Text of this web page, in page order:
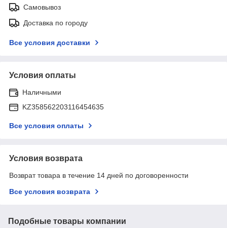
Самовывоз
Доставка по городу
Все условия доставки
Условия оплаты
Наличными
KZ358562203116454635
Все условия оплаты
Условия возврата
Возврат товара в течение 14 дней по договоренности
Все условия возврата
Подобные товары компании